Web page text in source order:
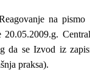
na pismo
20.05.2009.g.
da se Izvod iz
praksa).